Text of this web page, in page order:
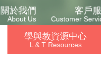
關於我們
About Us
客戶
Customer
學與教資源中心
L & T Resources